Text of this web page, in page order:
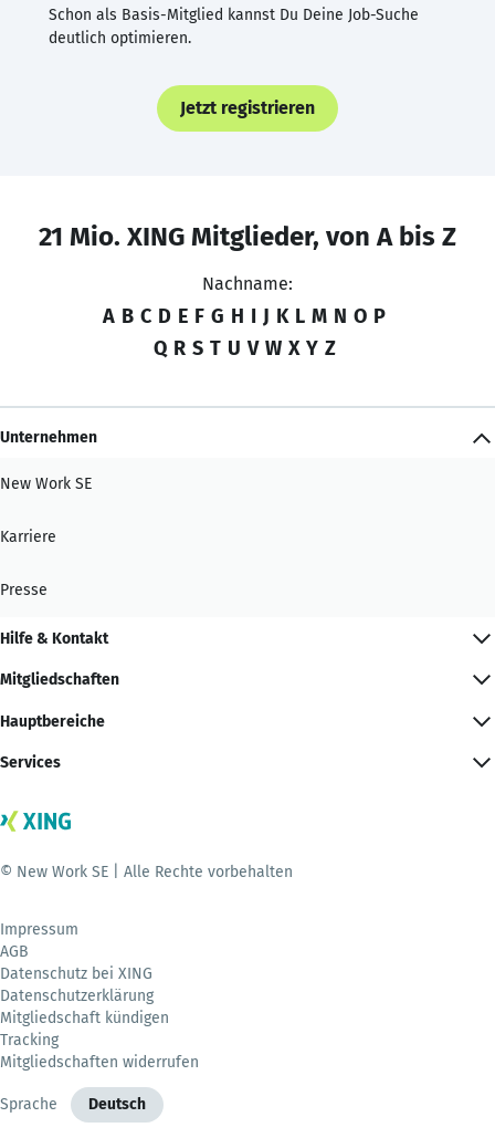
Schon als Basis-Mitglied kannst Du Deine Job-Suche
deutlich optimieren.
Jetzt registrieren
21 Mio. XING Mitglieder, von A bis Z
Nachname:
A B C D E F G H I J K L M N O P
Q R S T U V W X Y Z
Unternehmen
New Work SE
Karriere
Presse
Hilfe & Kontakt
Mitgliedschaften
Hauptbereiche
Services
© New Work SE | Alle Rechte vorbehalten
Impressum
AGB
Datenschutz bei XING
Datenschutzerklärung
Mitgliedschaft kündigen
Tracking
Mitgliedschaften widerrufen
Sprache Deutsch